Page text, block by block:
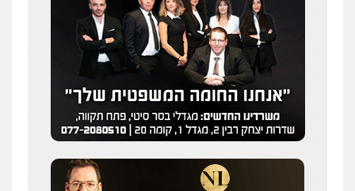
עו"ד אלון קריטי
פלילי כלכלי אלימות סמים מעצרים
0525544654
מנשה, אלמוג – עורכי דין
פלילי עבירות תנועה צווארון לבן תעבורה
עורכי דין לענייני אסירים מעצרים וחקירות
0546470989